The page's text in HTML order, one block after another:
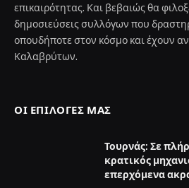
επικαιρότητας. Και βεβαιώς θα
δημοσιεύσεις συλλόγων που
οπουδήποτε στον κόσμο και έχουν
Καλαβρύτων.
ΟΙ ΕΠΙΛΟΓΈΣ ΜΑΣ
Τουρνάς: Σε
κρατικός
επερχόμενα